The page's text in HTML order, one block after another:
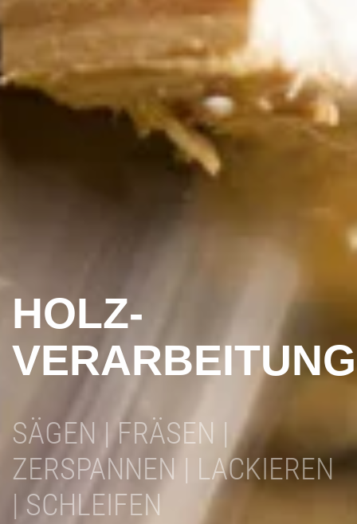
HOLZ-
VERARBEITUNG
SÄGEN | FRÄSEN |
ZERSPANNEN | LACKIEREN
| SCHLEIFEN